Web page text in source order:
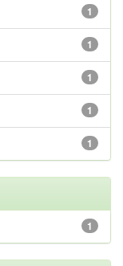
1
1
1
1
1
1